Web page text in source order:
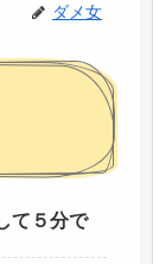
ダメ女
て５分で